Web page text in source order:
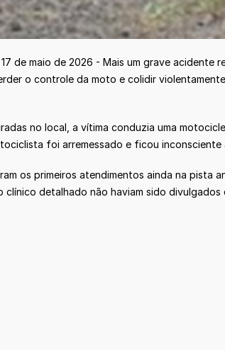
de maio de 2026 - Mais um grave
o controle da moto e colidir
no local, a vítima conduzia uma
foi arremessado e ficou
os primeiros atendimentos ainda na
detalhado não haviam sido divulgados